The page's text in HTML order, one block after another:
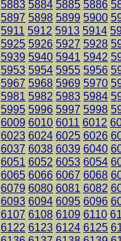
5883 5884 5885 5886
5897 5898 5899 5900
5911 5912 5913 5914
5925 5926 5927 5928
5939 5940 5941 5942
5953 5954 5955 5956
5967 5968 5969 5970
5981 5982 5983 5984
5995 5996 5997 5998
6009 6010 6011 6012
6023 6024 6025 6026
6037 6038 6039 6040
6051 6052 6053 6054
6065 6066 6067 6068
6079 6080 6081 6082
6093 6094 6095 6096
6107 6108 6109 6110
6122 6123 6124 6125